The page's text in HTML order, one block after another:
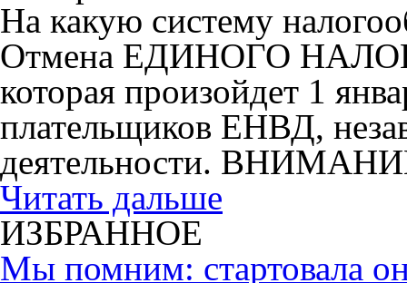
На какую систему
Отмена ЕДИНОГО
которая произойдет 1
плательщиков ЕНВД,
деятельности.
Читать дальше
ИЗБРАННОЕ
Мы помним: стартовала